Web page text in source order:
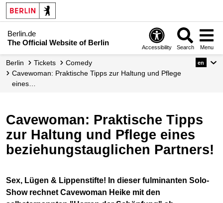
Berlin.de
The Official Website of Berlin
Accessibility Search Menu
Berlin Tickets
Comedy
Cavewoman: Praktische Tipps zur Haltung und Pflege
eines…
en
Cavewoman: Praktische Tipps
zur Haltung und Pflege eines
beziehungstauglichen Partners!
Sex, Lügen & Lippenstifte! In dieser fulminanten Solo-
Show rechnet Cavewoman Heike mit den